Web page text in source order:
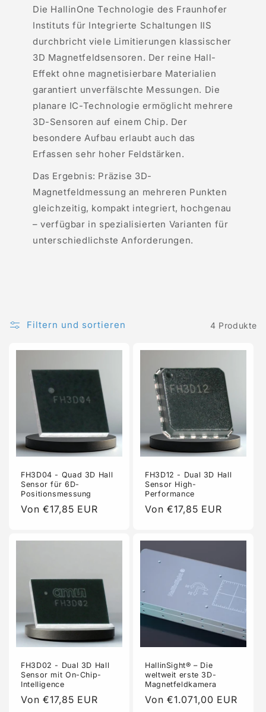
Die HallinOne Technologie des Fraunhofer
Instituts für Integrierte Schaltungen IIS
durchbricht viele Limitierungen klassischer
3D Magnetfeldsensoren. Der reine Hall-
Effekt ohne magnetisierbare Materialien
garantiert unverfälschte Messungen. Die
planare IC-Technologie ermöglicht mehrere
3D-Sensoren auf einem Chip. Der
besondere Aufbau erlaubt auch das
Erfassen sehr hoher Feldstärken.
Das Ergebnis: Präzise 3D-
Magnetfeldmessung an mehreren Punkten
gleichzeitig, kompakt integriert, hochgenau
– verfügbar in spezialisierten Varianten für
unterschiedlichste Anforderungen.
Filtern und sortieren 4 Produkte
FH3D04 - Quad 3D Hall
Sensor für 6D-
Positionsmessung
Normaler
Von €17,85 EUR
FH3D12 - Dual 3D Hall
Sensor High-
Performance
Normaler
Von €17,85 EUR
FH3D02 - Dual 3D Hall
Sensor mit On-Chip-
Intelligence
Normaler
Von €17,85 EUR
HallinSight® – Die
weltweit erste 3D-
Magnetfeldkamera
Normaler
Von €1.071,00 EUR